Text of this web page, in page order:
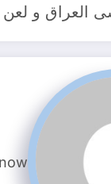
العراق و لعن
now.